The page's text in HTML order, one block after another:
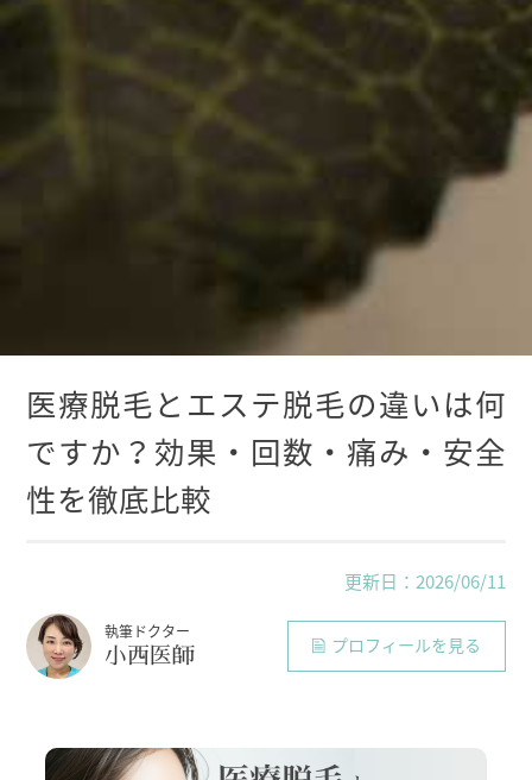
医療脱毛とエステ脱毛の違いは何
ですか？効果・回数・痛み・安全
性を徹底比較
更新日：2026/06/11
執筆ドクター
小西医師 プロフィールを見る